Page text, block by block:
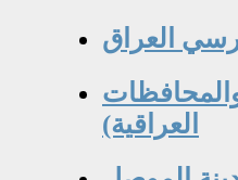
والمحافظات
العراقية)